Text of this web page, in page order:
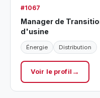
#1067
Manager de
d'usine
Énergie Distribution
Voir le profil